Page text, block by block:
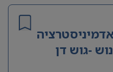
-גוש דן